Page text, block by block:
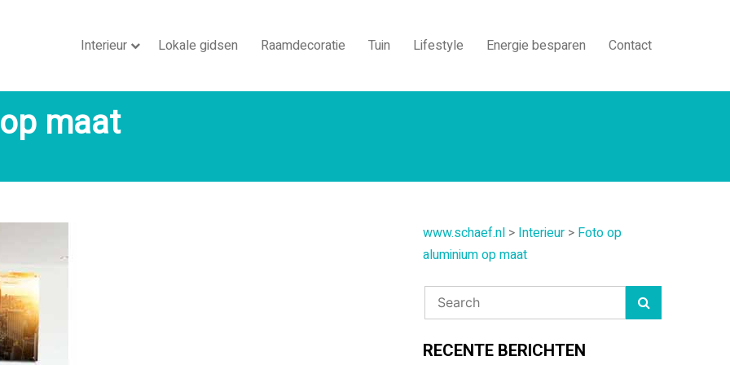
Interieur Lokale gidsen Raamdecoratie Tuin Lifestyle Energie besparen Contact
maat
www.schaef.nl > Interieur > Foto op
aluminium op maat
RECENTE BERICHTEN